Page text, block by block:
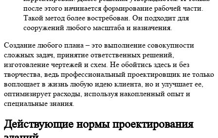
после этого начинается формирование рабочей части.
Такой метод более востребован. Он подходит для
сооружений любого масштаба и назначения.
Создание любого плана – это выполнение совокупности
сложных задач, принятие ответственных решений,
изготовление чертежей и схем. Не обойтись здесь и без
творчества, ведь профессиональный проектировщик не только
воплощает в жизнь любую идею клиента, но и улучшает ее,
оптимизирует расходы, используя накопленный опыт и
специальные знания.
Действующие нормы проектирования